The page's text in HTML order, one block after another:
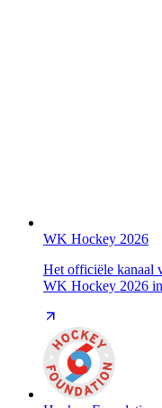
WK Hockey 2026
Het officiële kanaal
WK Hockey 2026